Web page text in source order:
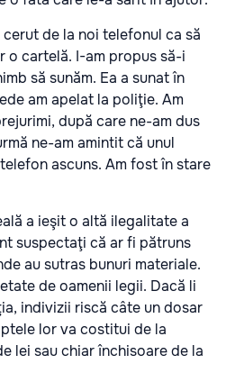
cerut de la noi telefonul ca să
o cartelă. I-am propus să-i
să sunăm. Ea a sunat în
am apelat la poliţie. Am
după care ne-am dus
ne-am amintit că unul
ascuns. Am fost în stare
a ieşit o altă ilegalitate a
suspectaţi că ar fi pătruns
au sutras bunuri materiale.
de oamenii legii. Dacă li
indivizii riscă câte un dosar
lor va costitui de la
lei sau chiar închisoare de la